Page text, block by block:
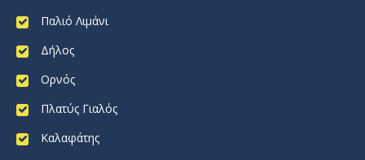
Παλιό Λιμάνι
Δήλος
Ορνός
Πλατύς Γιαλός
Καλαφάτης